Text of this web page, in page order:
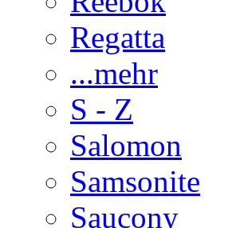
Regatta
...mehr
S - Z
Salomon
Samsonite
Saucony